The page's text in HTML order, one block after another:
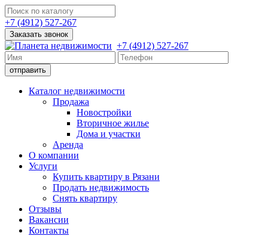
+7 (4912) 527-267
Заказать звонок
+7 (4912) 527-267
Каталог недвижимости
Продажа
Новостройки
Вторичное жилье
Дома и участки
Аренда
О компании
Услуги
Купить квартиру в Рязани
Продать недвижимость
Снять квартиру
Отзывы
Вакансии
Контакты